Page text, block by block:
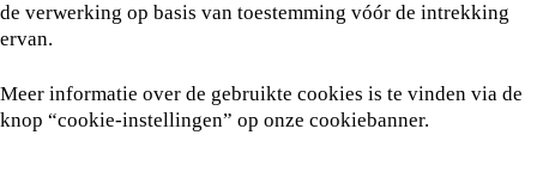
de verwerking op basis van toestemming vóór de intrekking
ervan.
Meer informatie over de gebruikte cookies is te vinden via de
knop “cookie-instellingen” op onze cookiebanner.